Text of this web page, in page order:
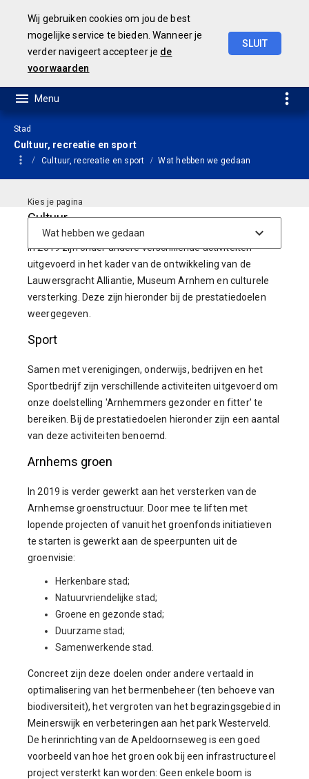
Stad
Cultuur, recreatie en sport
Cultuur, recreatie en sport Wat hebben we gedaan
Cultuur
In 2019 zijn onder andere verschillende activiteiten
uitgevoerd in het kader van de ontwikkeling van de
Lauwersgracht Alliantie, Museum Arnhem en culturele
versterking. Deze zijn hieronder bij de prestatiedoelen
weergegeven.
Sport
Samen met verenigingen, onderwijs, bedrijven en het
Sportbedrijf zijn verschillende activiteiten uitgevoerd om
onze doelstelling 'Arnhemmers gezonder en fitter' te
bereiken. Bij de prestatiedoelen hieronder zijn een aantal
van deze activiteiten benoemd.
Arnhems groen
In 2019 is verder gewerkt aan het versterken van de
Arnhemse groenstructuur. Door mee te liften met
lopende projecten of vanuit het groenfonds initiatieven
te starten is gewerkt aan de speerpunten uit de
groenvisie:
Herkenbare stad;
Natuurvriendelijke stad;
Groene en gezonde stad;
Duurzame stad;
Samenwerkende stad.
Concreet zijn deze doelen onder andere vertaald in
optimalisering van het bermenbeheer (ten behoeve van
biodiversiteit), het vergroten van het begrazingsgebied in
Meinerswijk en verbeteringen aan het park Westerveld.
De herinrichting van de Apeldoornseweg is een goed
voorbeeld van hoe het groen ook bij een infrastructureel
project versterkt kan worden: Geen enkele boom is
Wij gebruiken cookies om jou de best
mogelijke service te bieden. Wanneer je
verder navigeert accepteer je de
voorwaarden
SLUIT